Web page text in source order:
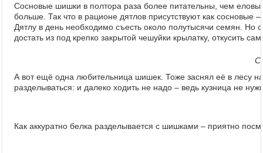
Сосновые шишки в полтора раза более питательны, чем
больше. Так что в рационе дятлов присутствуют как
Дятлу в день необходимо съесть около полутысячи семян. Но
достать из под крепко закрытой чешуйки крылатку, откусить
А вот ещё одна любительница шишек. Тоже заснял её в лесу
разделываться: и далеко ходить не надо – ведь кузница не
Как аккуратно белка разделывается с шишками – приятно